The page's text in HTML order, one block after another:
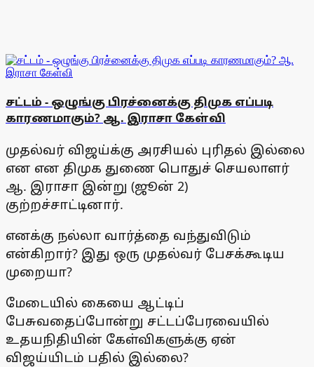
சட்டம் - ஒழுங்கு பிரச்னைக்கு திமுக எப்படி
காரணமாகும்? ஆ. இராசா கேள்வி
முதல்வர் விஜய்க்கு அரசியல் புரிதல் இல்லை
என என திமுக துணை பொதுச் செயலாளர்
ஆ. இராசா இன்று (ஜூன் 2)
குற்றச்சாட்டினார்.
எனக்கு நல்லா வார்த்தை வந்துவிடும்
என்கிறார்? இது ஒரு முதல்வர் பேசக்கூடிய
முறையா?
மேடையில் கையை ஆட்டிப்
பேசுவதைப்போன்று சட்டப்பேரவையில்
உதயநிதியின் கேள்விகளுக்கு ஏன்
விஜய்யிடம் பதில் இல்லை?